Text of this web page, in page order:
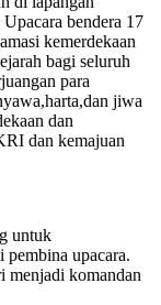
bendera 17
kemerdekaan
bagi seluruh
para
jiwa
dan
dan kemajuan
untuk
upacara.
menjadi komandan